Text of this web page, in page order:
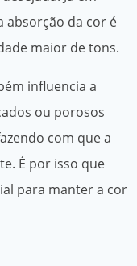
absorção da cor é
maior de tons.
influencia a
ou porosos
com que a
É por isso que
para manter a cor